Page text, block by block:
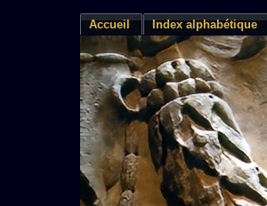
Accueil Index alphabétique